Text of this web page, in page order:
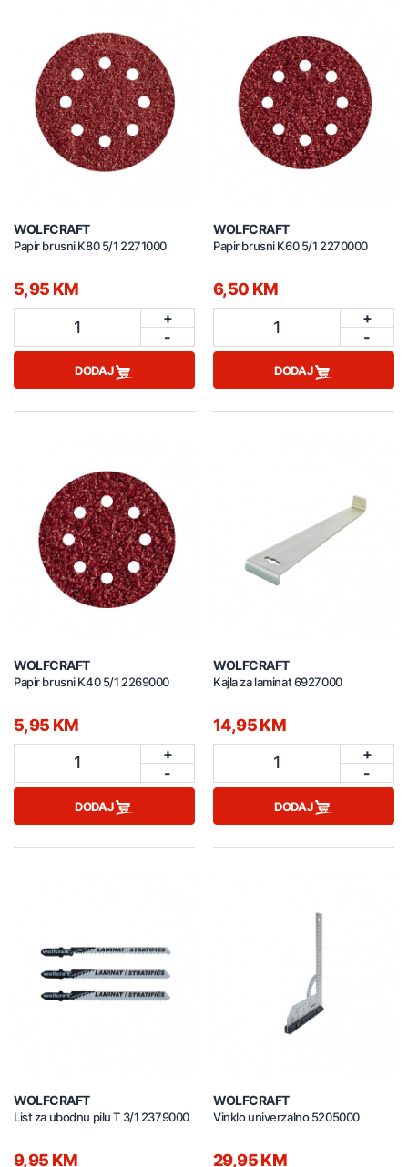
WOLFCRAFT
Papir brusni K80 5/1 2271000
5,95 KM
1
+
-
DODAJ
WOLFCRAFT
Papir brusni K60 5/1 2270000
6,50 KM
1
+
-
DODAJ
WOLFCRAFT
Papir brusni K40 5/1 2269000
5,95 KM
1
+
-
DODAJ
WOLFCRAFT
Kajla za laminat 6927000
14,95 KM
1
+
-
DODAJ
WOLFCRAFT
List za ubodnu pilu T 3/1 2379000
9,95 KM
WOLFCRAFT
Vinklo univerzalno 5205000
29,95 KM